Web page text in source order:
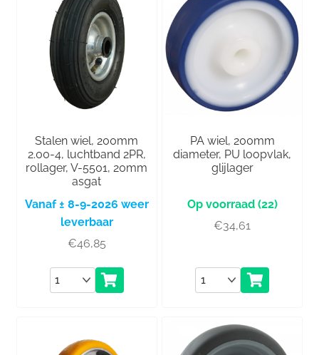
Stalen wiel, 200mm
2.00-4, luchtband 2PR,
rollager, V-5501, 20mm
asgat
Vanaf ± 8-9-2026 weer
leverbaar
€46,85
Aantal
PA wiel, 200mm
diameter, PU loopvlak,
glijlager
(22)
€34,61
Aantal